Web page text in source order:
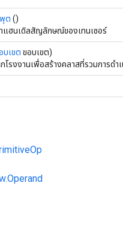
ต ()
แฮนเดิลสัญลักษณ์ของเทนเซอร์
บเขต ขอบเขต)
โรงงานเพื่อสร้างคลาสที่รวมการด